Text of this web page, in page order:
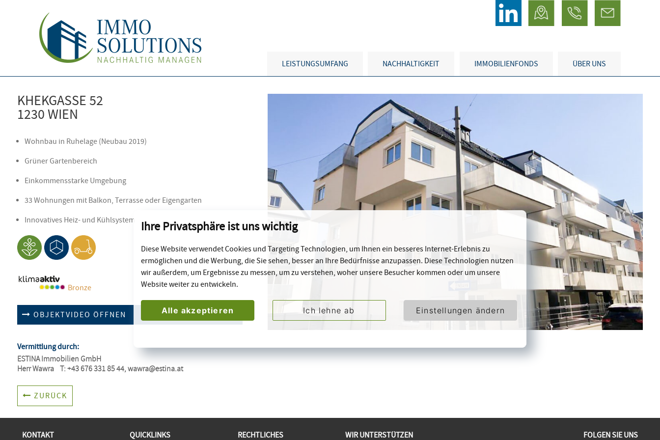
Ihre Privatsphäre ist uns wichtig
Diese Website verwendet Cookies und Targeting Technologien, um Ihnen ein besseres Internet-Erlebnis zu
ermöglichen und die Werbung, die Sie sehen, besser an Ihre Bedürfnisse anzupassen. Diese Technologien nutzen
wir außerdem, um Ergebnisse zu messen, um zu verstehen, woher unsere Besucher kommen oder um unsere
Website weiter zu entwickeln.
Alle akzeptieren Ich lehne ab Einstellungen ändern
LEISTUNGSUMFANG NACHHALTIGKEIT IMMOBILIENFONDS ÜBER UNS
KHEKGASSE 52
1230 WIEN
Wohnbau in Ruhelage (Neubau 2019)
Grüner Gartenbereich
Einkommensstarke Umgebung
33 Wohnungen mit Balkon, Terrasse oder Eigengarten
Innovatives Heiz- und Kühlsystem
Bronze
OBJEKTVIDEO ÖFFNEN
Vermittlung durch:
ESTINA Immobilien GmbH
Herr Wawra    T: +43 676 331 85 44, wawra@estina.at
ZURÜCK
KONTAKT QUICKLINKS RECHTLICHES WIR UNTERSTÜTZEN FOLGEN SIE UNS